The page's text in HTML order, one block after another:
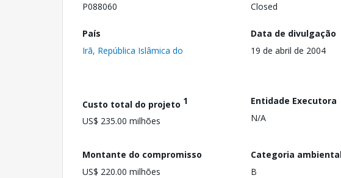
P088060
Closed
País
Irã, República Islâmica do
Data de divulgação
19 de abril de 2004
Custo total do projeto 1
US$ 235.00 milhões
Entidade Executora
N/A
Montante do compromisso
US$ 220.00 milhões
Categoria
B